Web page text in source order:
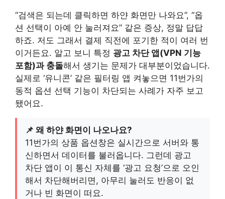
“검색은 되는데 클릭하면 하얀 화면만 나와요”, “옵
션 선택이 아예 안 눌러져요” 같은 증상, 정말 답답
하죠. 저도 그래서 결제 직전에 포기한 적이 여러 번
이거든요. 알고 보니 특정 광고 차단 앱(VPN 기능
포함)과 충돌해서 생기는 문제가 대부분이었습니다.
실제로 ‘유니콘’ 같은 필터링 앱 켜놓으면 11번가의
동적 옵션 선택 기능이 차단되는 사례가 자주 보고
됐어요.
📌 왜 하얀 화면이 나오나요?
11번가의 상품 옵션창은 실시간으로 서버와 통
신하면서 데이터를 불러옵니다. 그런데 광고
차단 앱이 이 통신 자체를 ‘광고 요청’으로 오인
해서 차단해버리면, 아무리 눌러도 반응이 없
거나 빈 화면이 떠요.